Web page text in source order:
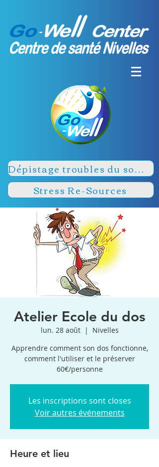
Dépistage troubles du sommeil
Stress Re-Sources
Atelier Ecole du dos
lun. 28 août
  |
Nivelles
Apprendre comment son dos fonctionne,
comment l'utiliser et le préserver
60€/personne
Les inscriptions sont closes
Voir autres événements
Heure et lieu